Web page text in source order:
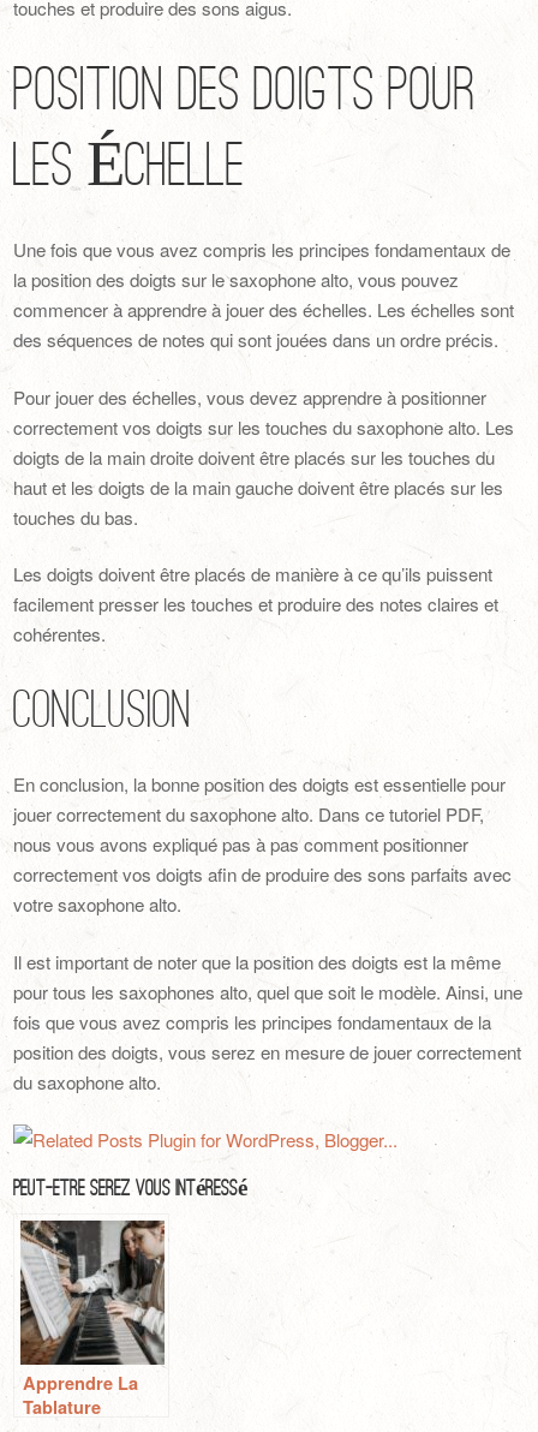
touches et produire des sons aigus.
Position des Doigts pour
les Échelle
Une fois que vous avez compris les principes fondamentaux de
la position des doigts sur le saxophone alto, vous pouvez
commencer à apprendre à jouer des échelles. Les échelles sont
des séquences de notes qui sont jouées dans un ordre précis.
Pour jouer des échelles, vous devez apprendre à positionner
correctement vos doigts sur les touches du saxophone alto. Les
doigts de la main droite doivent être placés sur les touches du
haut et les doigts de la main gauche doivent être placés sur les
touches du bas.
Les doigts doivent être placés de manière à ce qu’ils puissent
facilement presser les touches et produire des notes claires et
cohérentes.
Conclusion
En conclusion, la bonne position des doigts est essentielle pour
jouer correctement du saxophone alto. Dans ce tutoriel PDF,
nous vous avons expliqué pas à pas comment positionner
correctement vos doigts afin de produire des sons parfaits avec
votre saxophone alto.
Il est important de noter que la position des doigts est la même
pour tous les saxophones alto, quel que soit le modèle. Ainsi, une
fois que vous avez compris les principes fondamentaux de la
position des doigts, vous serez en mesure de jouer correctement
du saxophone alto.
Peut-Être Serez Vous Intéressé
Apprendre La
Tablature